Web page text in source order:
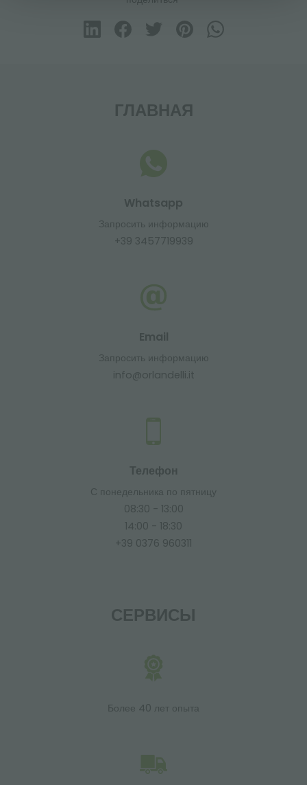
ГЛАВНАЯ
Whatsapp
Запросить информацию
+39 3457719939
Email
Запросить информацию
info@orlandelli.it
Телефон
С понедельника по пятницу
08:30 - 13:00
14:00 - 18:30
+39 0376 960311
СЕРВИСЫ
Более 40 лет опыта